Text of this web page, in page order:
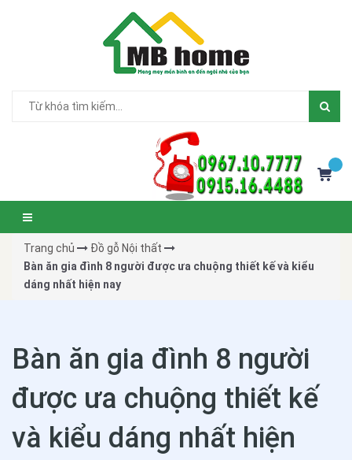
Trang chủ
Đồ gỗ Nội thất
Bàn ăn gia đình 8 người được ưa chuộng thiết kế và kiểu
dáng nhất hiện nay
Bàn ăn gia đình 8 người
được ưa chuộng thiết kế
và kiểu dáng nhất hiện